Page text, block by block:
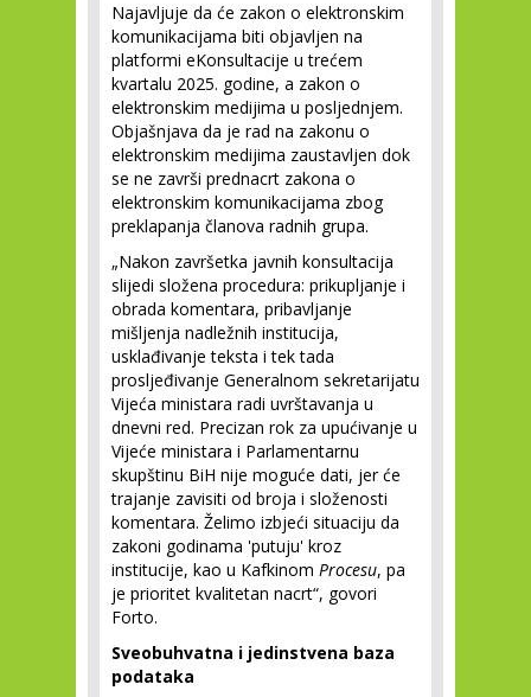
Najavljuje da će zakon o elektronskim
komunikacijama biti objavljen na
platformi eKonsultacije u trećem
kvartalu 2025. godine, a zakon o
elektronskim medijima u posljednjem.
Objašnjava da je rad na zakonu o
elektronskim medijima zaustavljen dok
se ne završi prednacrt zakona o
elektronskim komunikacijama zbog
preklapanja članova radnih grupa.
„Nakon završetka javnih konsultacija
slijedi složena procedura: prikupljanje i
obrada komentara, pribavljanje
mišljenja nadležnih institucija,
usklađivanje teksta i tek tada
prosljeđivanje Generalnom sekretarijatu
Vijeća ministara radi uvrštavanja u
dnevni red. Precizan rok za upućivanje u
Vijeće ministara i Parlamentarnu
skupštinu BiH nije moguće dati, jer će
trajanje zavisiti od broja i složenosti
komentara. Želimo izbjeći situaciju da
zakoni godinama 'putuju' kroz
institucije, kao u Kafkinom Procesu, pa
je prioritet kvalitetan nacrt“, govori
Forto.
Sveobuhvatna i jedinstvena baza
podataka